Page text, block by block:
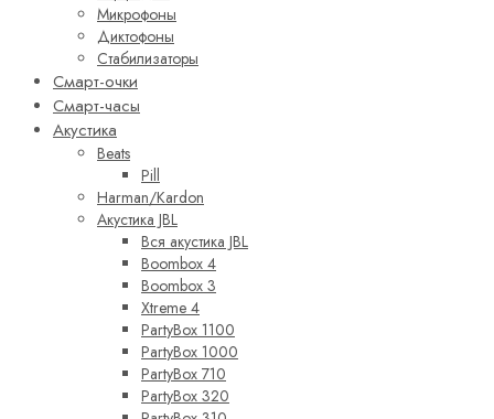
Микрофоны
Диктофоны
Стабилизаторы
Смарт-очки
Смарт-часы
Акустика
Beats
Pill
Harman/Kardon
Акустика JBL
Вся акустика JBL
Boombox 4
Boombox 3
Xtreme 4
PartyBox 1100
PartyBox 1000
PartyBox 710
PartyBox 320